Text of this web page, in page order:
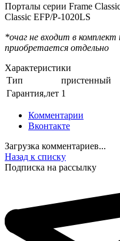
Порталы серии Frame
Classic EFP/P-1020LS
*очаг не входит в комплект
приобретается отдельно
Характеристики
Тип
пристенный
Гарантия,лет 1
Комментарии
Вконтакте
Загрузка комментариев...
Назад к списку
Подписка на рассылку